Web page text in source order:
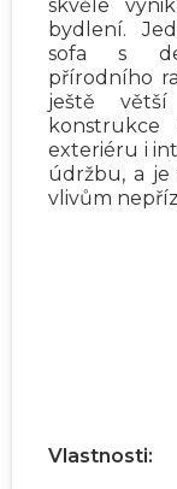
skvěle
bydlení.
sofa s
přírodního
ještě
exteriéru i
údržbu, a je
vlivům
Vlastnosti: